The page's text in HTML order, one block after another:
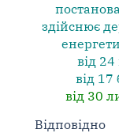
здійснює
від
від 17
від 30